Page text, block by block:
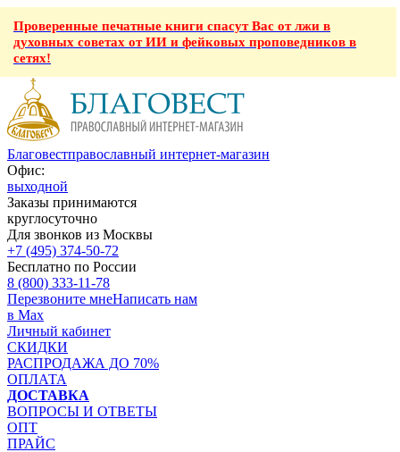
Проверенные печатные книги спасут Вас от лжи в
духовных советах от ИИ и фейковых проповедников в
сетях!
Благовестправославный интернет-магазин
Офис:
выходной
Заказы принимаются
круглосуточно
Для звонков из Москвы
+7 (495) 374-50-72
Бесплатно по России
8 (800) 333-11-78
Перезвоните мнеНаписать нам
в Max
Личный кабинет
СКИДКИ
РАСПРОДАЖА ДО 70%
ОПЛАТА
ДОСТАВКА
ВОПРОСЫ И ОТВЕТЫ
ОПТ
ПРАЙС